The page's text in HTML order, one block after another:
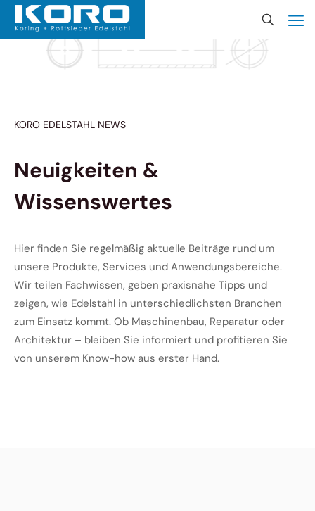
KORO EDELSTAHL NEWS
Neuigkeiten &
Wissenswertes
Hier finden Sie regelmäßig aktuelle Beiträge rund um
unsere Produkte, Services und Anwendungsbereiche.
Wir teilen Fachwissen, geben praxisnahe Tipps und
zeigen, wie Edelstahl in unterschiedlichsten Branchen
zum Einsatz kommt. Ob Maschinenbau, Reparatur oder
Architektur – bleiben Sie informiert und profitieren Sie
von unserem Know-how aus erster Hand.